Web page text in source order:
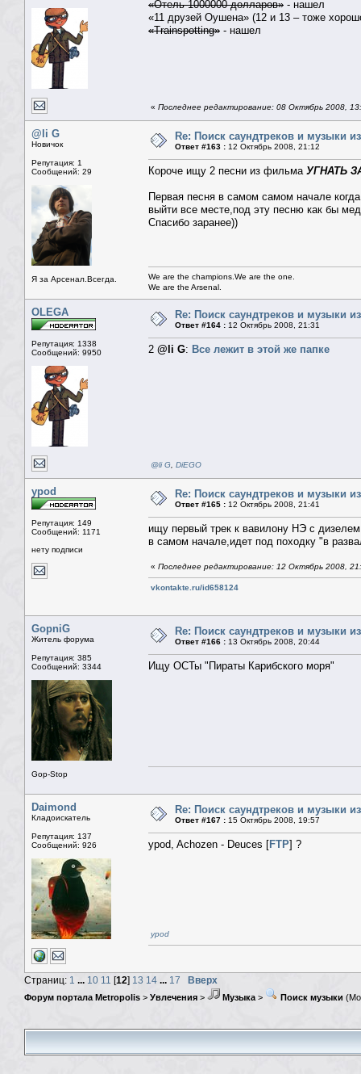
«Отель 1000000 долларов» - нашел
«11 друзей Оушена» (12 и 13 – тоже
«Trainspotting» - нашел
« Последнее редактирование: 08 Октябрь 2008,
@li G
Новичок
Репутация: 1
Сообщений: 29
Я за Арсенал.Всегда.
Re: Поиск саундтреков и музыки
Ответ #163 : 12 Октябрь 2008, 21:12
Короче ищу 2 песни из фильма УГНАТЬ
Первая песня в самом самом начале
выйти все месте,под эту песню как бы
Спасибо заранее))
We are the champions.We are the one.
We are the Arsenal.
OLEGA
Репутация: 1338
Сообщений: 9950
Re: Поиск саундтреков и музыки
Ответ #164 : 12 Октябрь 2008, 21:31
2 @li G: Все лежит в этой же папке
@li G, DiEGO
ypod
Репутация: 149
Сообщений: 1171
нету подписи
Re: Поиск саундтреков и музыки
Ответ #165 : 12 Октябрь 2008, 21:41
ищу первый трек к вавилону НЭ с
в самом начале,идет под походку "в
« Последнее редактирование: 12 Октябрь 2008,
vkontakte.ru/id658124
GopniG
Житель форума
Репутация: 385
Сообщений: 3344
Gop-Stop
Re: Поиск саундтреков и музыки
Ответ #166 : 13 Октябрь 2008, 20:44
Ищу ОСТы "Пираты Карибского моря"
Daimond
Кладоискатель
Репутация: 137
Сообщений: 926
Re: Поиск саундтреков и музыки
Ответ #167 : 15 Октябрь 2008, 19:57
ypod, Achozen - Deuces [FTP] ?
ypod
Страниц: 1 ... 10 11 [12] 13 14 ... 17 Вверх
Форум портала Metropolis > Увлечения > Музыка > Поиск музыки